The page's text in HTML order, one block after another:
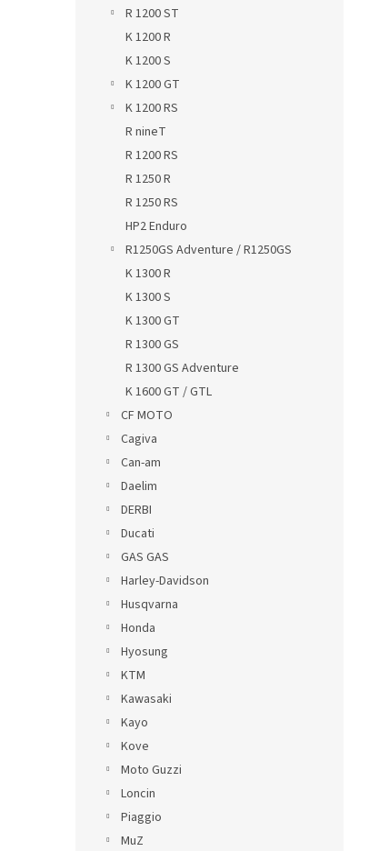
R 1200 ST
K 1200 R
K 1200 S
K 1200 GT
K 1200 RS
R nineT
R 1200 RS
R 1250 R
R 1250 RS
HP2 Enduro
R1250GS Adventure / R1250GS
K 1300 R
K 1300 S
K 1300 GT
R 1300 GS
R 1300 GS Adventure
K 1600 GT / GTL
CF MOTO
Cagiva
Can-am
Daelim
DERBI
Ducati
GAS GAS
Harley-Davidson
Husqvarna
Honda
Hyosung
KTM
Kawasaki
Kayo
Kove
Moto Guzzi
Loncin
Piaggio
MuZ